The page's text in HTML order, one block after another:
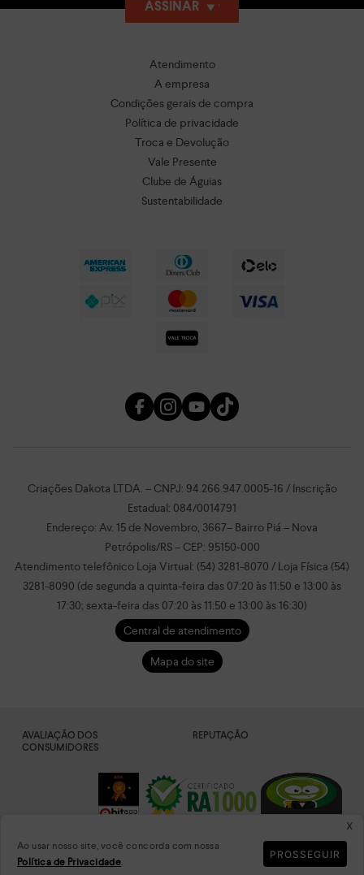
x
Ao usar nosso site, você concorda com nossa
Política de Privacidade.
PROSSEGUIR
ASSINAR
Atendimento
A empresa
Condições gerais de compra
Política de privacidade
Troca e Devolução
Vale Presente
Clube de Águias
Sustentabilidade
Criações Dakota LTDA. – CNPJ: 94.266.947.0005-16 / Inscrição
Estadual: 084/0014791
Endereço: Av. 15 de Novembro, 3667– Bairro Piá – Nova
Petrópolis/RS – CEP: 95150-000
Atendimento telefônico Loja Virtual: (54) 3281-8070 / Loja Física (54)
3281-8090 (de segunda a quinta-feira das 07:20 às 11:50 e 13:00 às
17:30; sexta-feira das 07:20 às 11:50 e 13:00 às 16:30)
Central de atendimento
Mapa do site
AVALIAÇÃO DOS
CONSUMIDORES
REPUTAÇÃO
DADOS